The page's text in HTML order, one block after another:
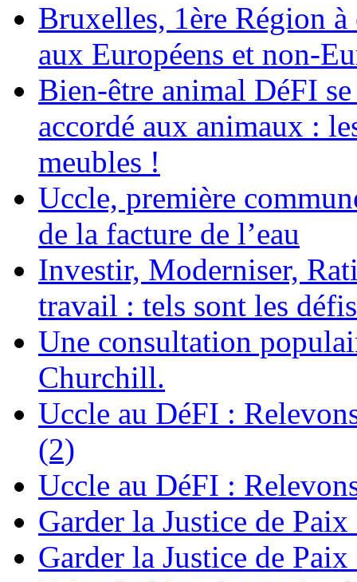
Bruxelles, 1ère Région
aux Européens et non-
Bien-être animal DéFI
accordé aux animaux :
meubles !
Uccle, première
de la facture de l’eau
Investir, Moderniser,
travail : tels sont les
Une consultation
Churchill.
Uccle au DéFI :
(2)
Uccle au DéFI :
Garder la Justice de
Garder la Justice de